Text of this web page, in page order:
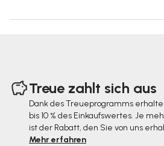
Treue zahlt sich aus
Dank des Treueprogramms
bis 10 % des Einkaufswertes. Je
ist der Rabatt, den Sie von uns
Mehr erfahren